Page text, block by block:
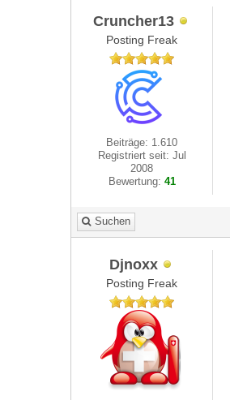
Cruncher13
Posting Freak
Beiträge: 1.610
Registriert seit: Jul
2008
Bewertung: 41
Suchen
Djnoxx
Posting Freak